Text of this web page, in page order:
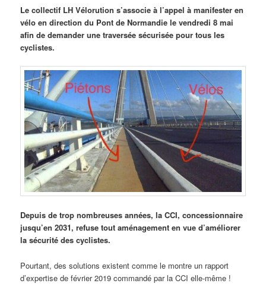
Le collectif LH Vélorution s’associe à l’appel à manifester en
vélo en direction du Pont de Normandie le vendredi 8 mai
afin de demander une traversée sécurisée pour tous les
cyclistes.
Depuis de trop nombreuses années, la CCI, concessionnaire
jusqu’en 2031, refuse tout aménagement en vue d’améliorer
la sécurité des cyclistes.
Pourtant, des solutions existent comme le montre un rapport
d’expertise de février 2019 commandé par la CCI elle-même !